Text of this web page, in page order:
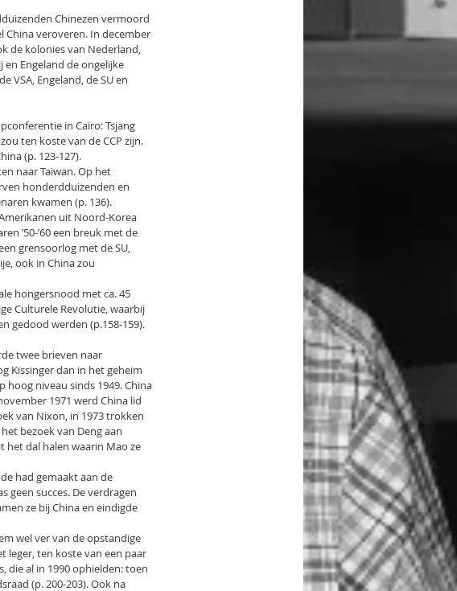
Chinezen vermoord
China veroveren. In december
de kolonies van Nederland,
en Engeland de ongelijke
VSA, Engeland, de SU en
in Caïro: Tsjang
ten koste van de CCP zijn.
(p. 123-127).
naar Taiwan. Op het
honderdduizenden en
kwamen (p. 136).
uit Noord-Korea
’50-’60 een breuk met de
grensoorlog met de SU,
ook in China zou
hongersnood met ca. 45
Culturele Revolutie, waarbij
gedood werden (p.158-159).
twee brieven naar
Kissinger dan in het geheim
hoog niveau sinds 1949. China
1971 werd China lid
van Nixon, in 1973 trokken
bezoek van Deng aan
het dal halen waarin Mao ze
had gemaakt aan de
geen succes. De verdragen
ze bij China en eindigde
wel ver van de opstandige
leger, ten koste van een paar
die al in 1990 ophielden: toen
(p. 200-203). Ook na